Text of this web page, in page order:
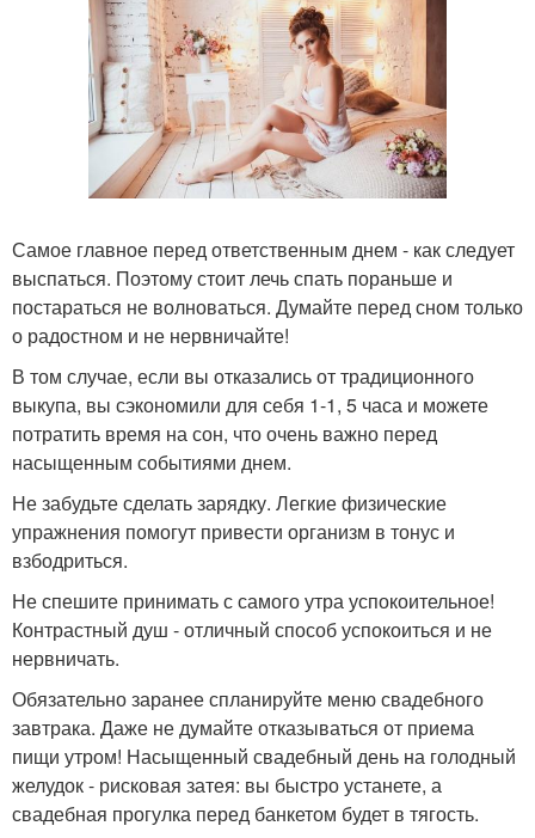
Самое главное перед ответственным днем - как следует
выспаться. Поэтому стоит лечь спать пораньше и
постараться не волноваться. Думайте перед сном только
о радостном и не нервничайте!
В том случае, если вы отказались от традиционного
выкупа, вы сэкономили для себя 1-1, 5 часа и можете
потратить время на сон, что очень важно перед
насыщенным событиями днем.
Не забудьте сделать зарядку. Легкие физические
упражнения помогут привести организм в тонус и
взбодриться.
Не спешите принимать с самого утра успокоительное!
Контрастный душ - отличный способ успокоиться и не
нервничать.
Обязательно заранее спланируйте меню свадебного
завтрака. Даже не думайте отказываться от приема
пищи утром! Насыщенный свадебный день на голодный
желудок - рисковая затея: вы быстро устанете, а
свадебная прогулка перед банкетом будет в тягость.